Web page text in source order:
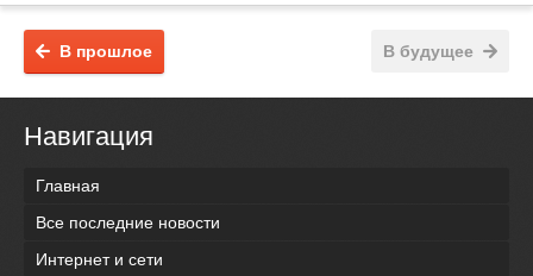
В будущее
В прошлое
Навигация
Главная
Все последние новости
Интернет и сети